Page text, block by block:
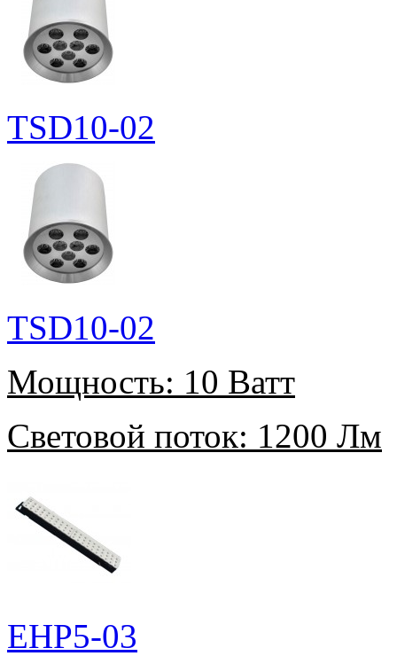
TSD10-02
TSD10-02
Мощность: 10 Ватт
Световой поток: 1200 Лм
EHP5-03